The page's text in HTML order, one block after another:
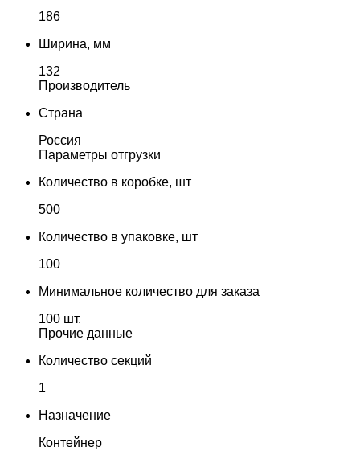
186
Ширина, мм
132
Производитель
Страна
Россия
Параметры отгрузки
Количество в коробке, шт
500
Количество в упаковке, шт
100
Минимальное количество для заказа
100 шт.
Прочие данные
Количество секций
1
Назначение
Контейнер